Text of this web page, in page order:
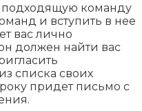
подходящую команду
и вступить в нее
вас лично
должен найти вас
списка своих
придет письмо с